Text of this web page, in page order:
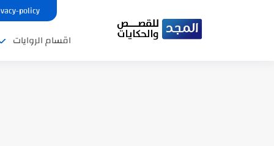
policy
اقسام الروايات